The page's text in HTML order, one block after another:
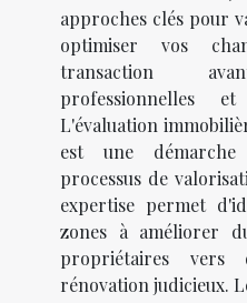
approches clés pour
optimiser vos
transaction
professionnelles
L'évaluation
est une
processus de
expertise permet
zones à améliorer
propriétaires vers
rénovation judicieux.